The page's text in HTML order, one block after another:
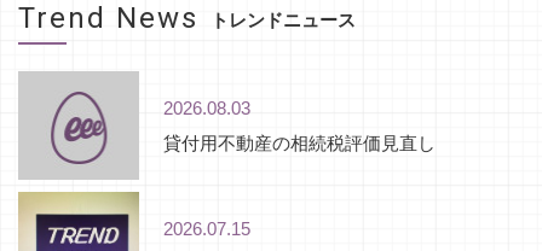
Trend News トレンドニュース
2026.08.03
貸付用不動産の相続税評価見直し
2026.07.15